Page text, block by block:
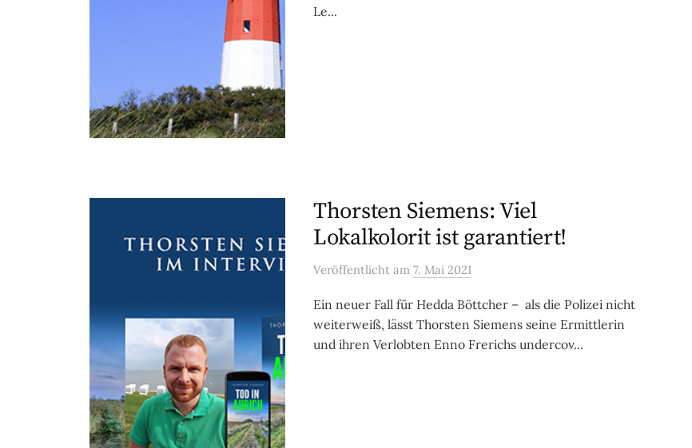
Le...
Thorsten Siemens: Viel
Lokalkolorit ist garantiert!
Veröffentlicht am 7. Mai 2021
Ein neuer Fall für Hedda Böttcher – als die Polizei nicht
weiterweiß, lässt Thorsten Siemens seine Ermittlerin
und ihren Verlobten Enno Frerichs undercov...